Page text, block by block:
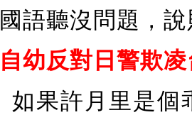
國語聽沒問題，
自幼反對日警欺
如果許月里是個